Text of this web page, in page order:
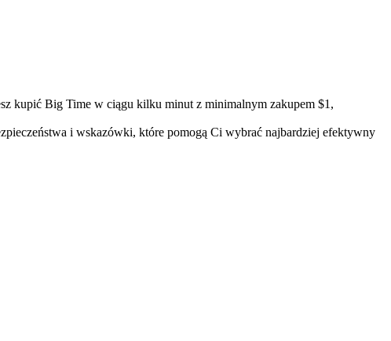
kupić Big Time w ciągu kilku minut z minimalnym zakupem $1,
i wskazówki, które pomogą Ci wybrać najbardziej efektywny